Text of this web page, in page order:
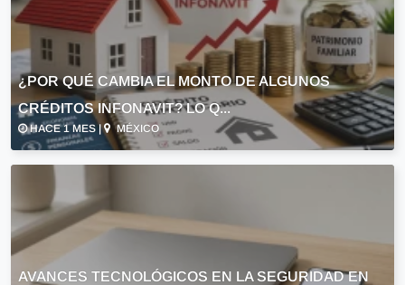
¿POR QUÉ CAMBIA EL MONTO DE ALGUNOS
CRÉDITOS INFONAVIT? LO Q...
HACE 1 MES | MÉXICO
AVANCES TECNOLÓGICOS EN LA SEGURIDAD EN